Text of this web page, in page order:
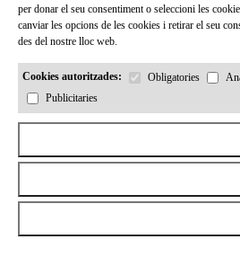
SUBSCRIU-TE AL
Correu electrónic
per donar el seu consentiment o seleccioni les
canviar les opcions de les cookies i retirar el seu
des del nostre lloc web.
Cookies autoritzades: Obligatories
Publicitaries